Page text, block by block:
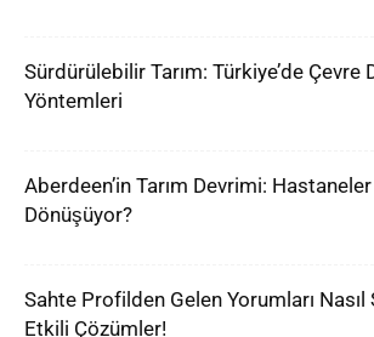
Sürdürülebilir Tarım: Türkiye’de Çevre
Yöntemleri
Aberdeen’in Tarım Devrimi: Hastaneler
Dönüşüyor?
Sahte Profilden Gelen Yorumları
Etkili Çözümler!